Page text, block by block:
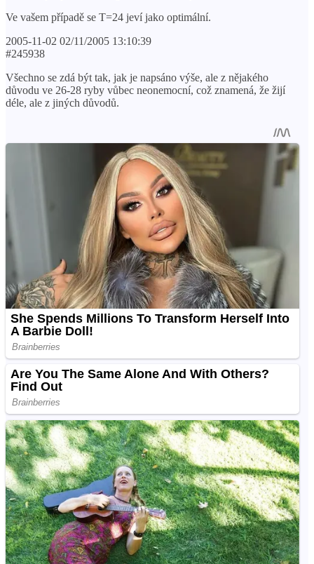
Ve vašem případě se T=24 jeví jako optimální.
2005-11-02 02/11/2005 13:10:39
#245938
Všechno se zdá být tak, jak je napsáno výše, ale z nějakého
důvodu ve 26-28 ryby vůbec neonemocní, což znamená, že žijí
déle, ale z jiných důvodů.